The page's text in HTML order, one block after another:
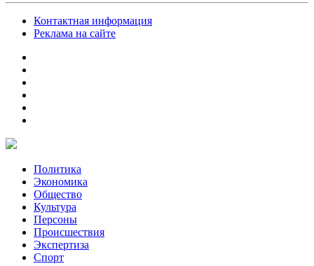
Контактная информация
Реклама на сайте
Политика
Экономика
Общество
Культура
Персоны
Происшествия
Экспертиза
Спорт